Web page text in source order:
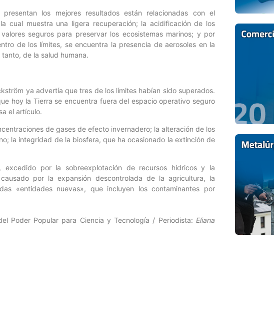
los mejores resultados están relacionadas con el
cual muestra una ligera recuperación; la acidificación de los
seguros para preservar los ecosistemas marinos; y por
de los límites, se encuentra la presencia de aerosoles en la
de la salud humana.
ya advertía que tres de los límites habían sido superados.
hoy la Tierra se encuentra fuera del espacio operativo seguro
el artículo.
de gases de efecto invernadero; la alteración de los
la integridad de la biosfera, que ha ocasionado la extinción de
excedido por la sobreexplotación de recursos hídricos y la
por la expansión descontrolada de la agricultura, la
«entidades nuevas», que incluyen los contaminantes por
Poder Popular para Ciencia y Tecnología / Periodista: Eliana